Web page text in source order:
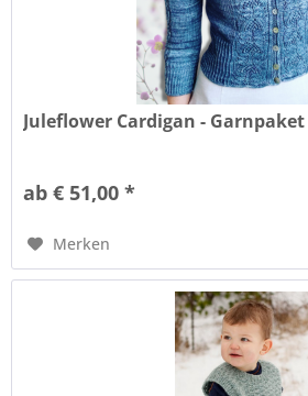
Juleflower Cardigan -
ab € 51,00 *
Merken